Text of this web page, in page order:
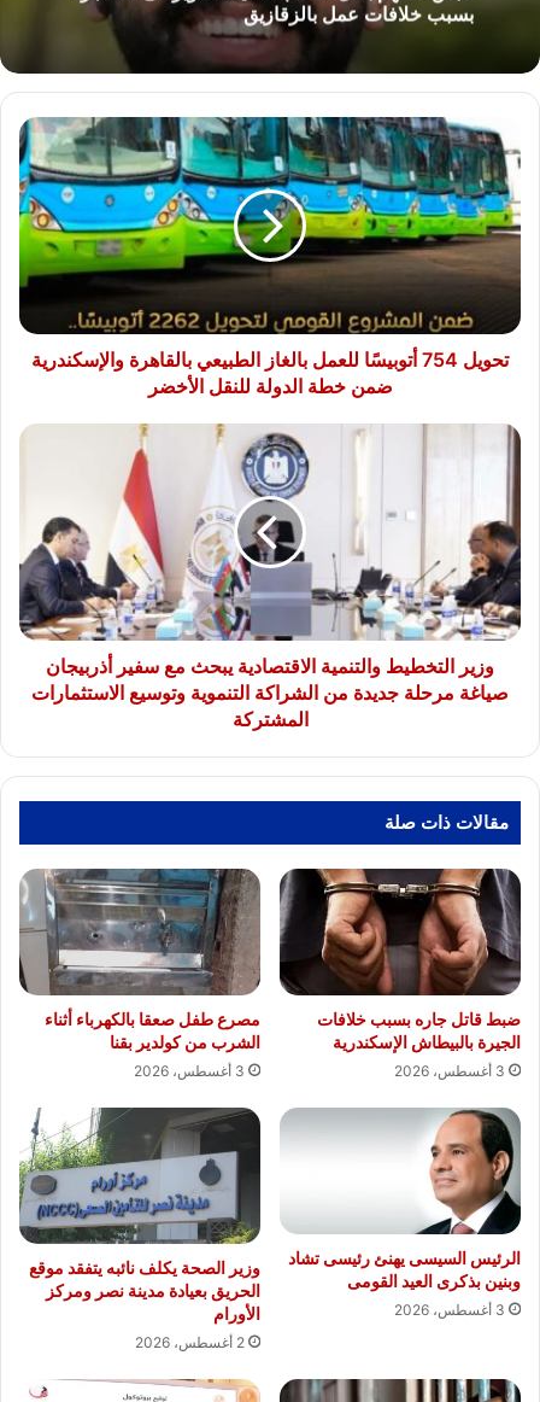
بسبب خلافات عمل بالزقازيق
تحويل
754
أتوبيسًا
للعمل
بالغاز
بالقاهرة
والإسكندرية
ضمن
خطة
الأخضر
تحويل 754 أتوبيسًا للعمل بالغاز الطبيعي بالقاهرة والإسكندرية
ضمن خطة الدولة للنقل الأخضر
وزير
يبحث
مع
سفير
أذربيجان
صياغة
مرحلة
جديدة
التنموية
الاستثمارات
وزير التخطيط والتنمية الاقتصادية يبحث مع سفير أذربيجان
صياغة مرحلة جديدة من الشراكة التنموية وتوسيع الاستثمارات
المشتركة
مقالات ذات صلة
ضبط قاتل جاره بسبب خلافات
الجيرة بالبيطاش الإسكندرية
3 أغسطس، 2026
مصرع طفل صعقا بالكهرباء أثناء
الشرب من كولدير بقنا
3 أغسطس، 2026
الرئيس السيسى يهنئ رئيسى تشاد
وبنين بذكرى العيد القومى
3 أغسطس، 2026
وزير الصحة يكلف نائبه يتفقد موقع
الحريق بعيادة مدينة نصر ومركز
الأورام
2 أغسطس، 2026